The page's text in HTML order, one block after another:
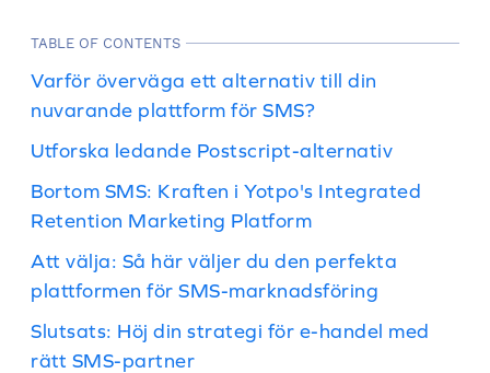
TABLE OF CONTENTS
Varför överväga ett alternativ till din
nuvarande plattform för SMS?
Utforska ledande Postscript-alternativ
Bortom SMS: Kraften i Yotpo's Integrated
Retention Marketing Platform
Att välja: Så här väljer du den perfekta
plattformen för SMS-marknadsföring
Slutsats: Höj din strategi för e-handel med
rätt SMS-partner